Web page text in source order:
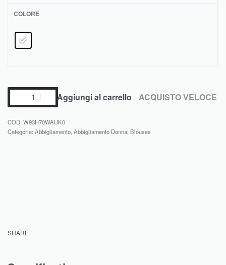
COLORE
Aggiungi al carrello ACQUISTO VELOCE
W93H70WAUK0
Categorie: Abbigliamento Abbigliamento Donna Blouses
SHARE